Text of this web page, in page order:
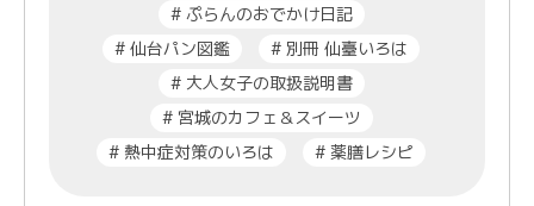
#ぷらんのおでかけ日記
# 仙台パン図鑑 # 別冊 仙臺いろは
#大人女子の取扱説明書
#宮城のカフェ＆スイーツ
# 熱中症対策のいろは # 薬膳レシピ